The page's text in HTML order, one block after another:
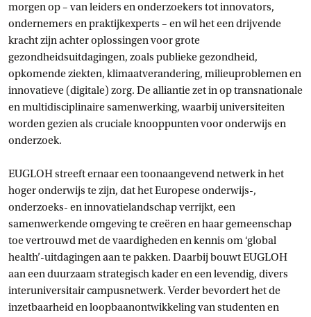
morgen op – van leiders en onderzoekers tot innovators,
ondernemers en praktijkexperts – en wil het een drijvende
kracht zijn achter oplossingen voor grote
gezondheidsuitdagingen, zoals publieke gezondheid,
opkomende ziekten, klimaatverandering, milieuproblemen en
innovatieve (digitale) zorg. De alliantie zet in op transnationale
en multidisciplinaire samenwerking, waarbij universiteiten
worden gezien als cruciale knooppunten voor onderwijs en
onderzoek.
EUGLOH streeft ernaar een toonaangevend netwerk in het
hoger onderwijs te zijn, dat het Europese onderwijs-,
onderzoeks- en innovatielandschap verrijkt, een
samenwerkende omgeving te creëren en haar gemeenschap
toe vertrouwd met de vaardigheden en kennis om ‘global
health’-uitdagingen aan te pakken. Daarbij bouwt EUGLOH
aan een duurzaam strategisch kader en een levendig, divers
interuniversitair campusnetwerk. Verder bevordert het de
inzetbaarheid en loopbaanontwikkeling van studenten en